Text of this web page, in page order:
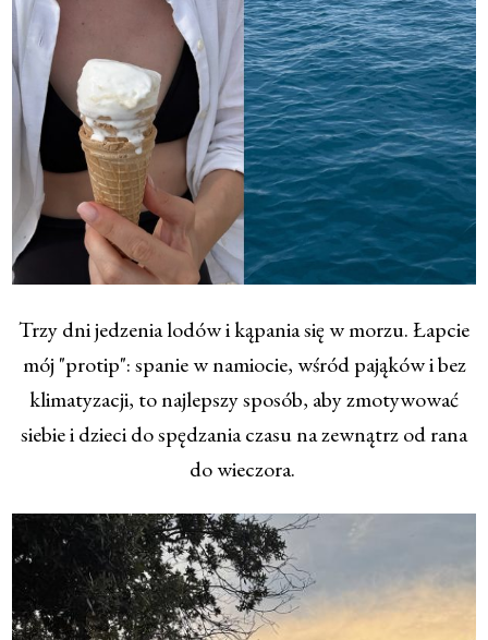
Trzy dni jedzenia lodów i kąpania się w morzu. Łapcie
mój "protip": spanie w namiocie, wśród pająków i bez
klimatyzacji, to najlepszy sposób, aby zmotywować
siebie i dzieci do spędzania czasu na zewnątrz od rana
do wieczora.